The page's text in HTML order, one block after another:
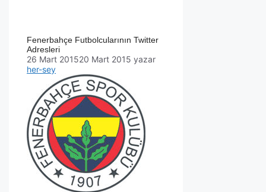
Fenerbahçe Futbolcularının Twitter
Adresleri
26 Mart 201520 Mart 2015 yazar
her-sey